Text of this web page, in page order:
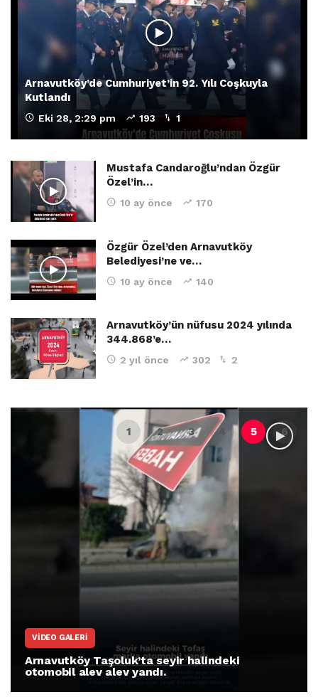
Arnavutköy’de Cumhuriyet’in 92. Yılı Coşkuyla
Kutlandı
Eki 28, 2:29 pm 193 1
Mustafa Candaroğlu’ndan Özgür
Özel’in…
10 ay önce 170
Özgür Özel’den Arnavutköy
Belediyesi’ne ve…
10 ay önce 140
Arnavutköy’ün nüfusu 2024 yılında
344.868’e…
2 yıl önce 302 2
VIDEO GALERI
Arnavutköy Taşoluk’ta seyir halindeki
otomobil alev alev yandı.